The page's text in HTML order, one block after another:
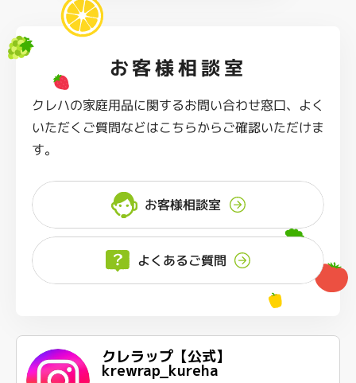
お客様相談室
クレハの家庭用品に関するお問い合わせ窓口、よく
いただくご質問などはこちらからご確認いただけま
す。
お客様相談室
よくあるご質問
クレラップ【公式】
krewrap_kureha